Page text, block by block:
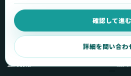
確認して進む
詳細を問い合わ
用途から製品を選ぶ
取扱店舗・購入先
弊社販売ストアへ
起
公式情報